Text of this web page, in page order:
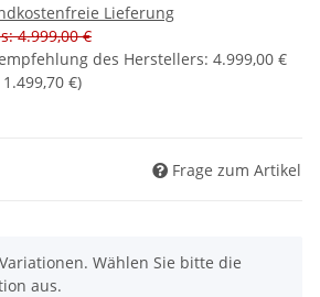
Lieferung
4.999,00 €
des Herstellers: 4.999,00 €
1.499,70 €)
Frage zum Artikel
Wählen Sie bitte die
aus.